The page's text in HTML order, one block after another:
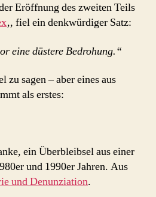
Eröffnung des zweiten Teils
‚, fiel ein denkwürdiger Satz:
eine düstere Bedrohung.“
zu sagen – aber eines aus
als erstes:
ein Überbleibsel aus einer
und 1990er Jahren. Aus
und Denunziation.